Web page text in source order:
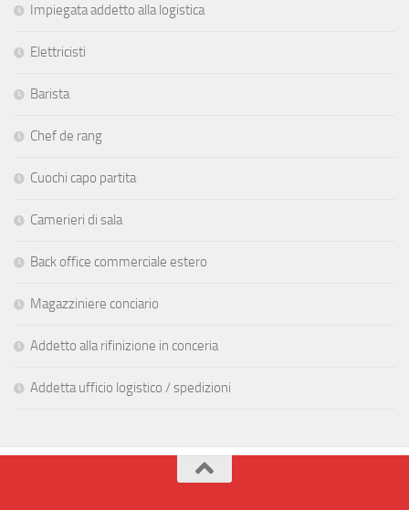
Impiegata addetto alla logistica
Elettricisti
Barista
Chef de rang
Cuochi capo partita
Camerieri di sala
Back office commerciale estero
Magazziniere conciario
Addetto alla rifinizione in conceria
Addetta ufficio logistico / spedizioni